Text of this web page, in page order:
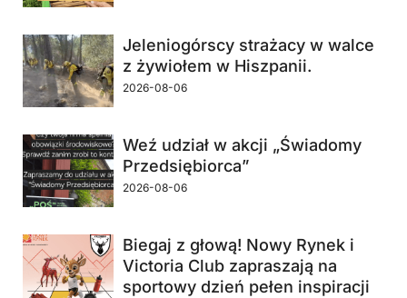
Jeleniogórscy strażacy w walce
z żywiołem w Hiszpanii.
2026-08-06
Weź udział w akcji „Świadomy
Przedsiębiorca”
2026-08-06
Biegaj z głową! Nowy Rynek i
Victoria Club zapraszają na
sportowy dzień pełen inspiracji